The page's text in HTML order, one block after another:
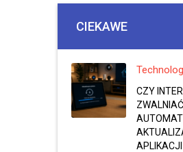
CIEKAWE
CZY